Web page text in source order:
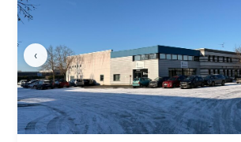
‹